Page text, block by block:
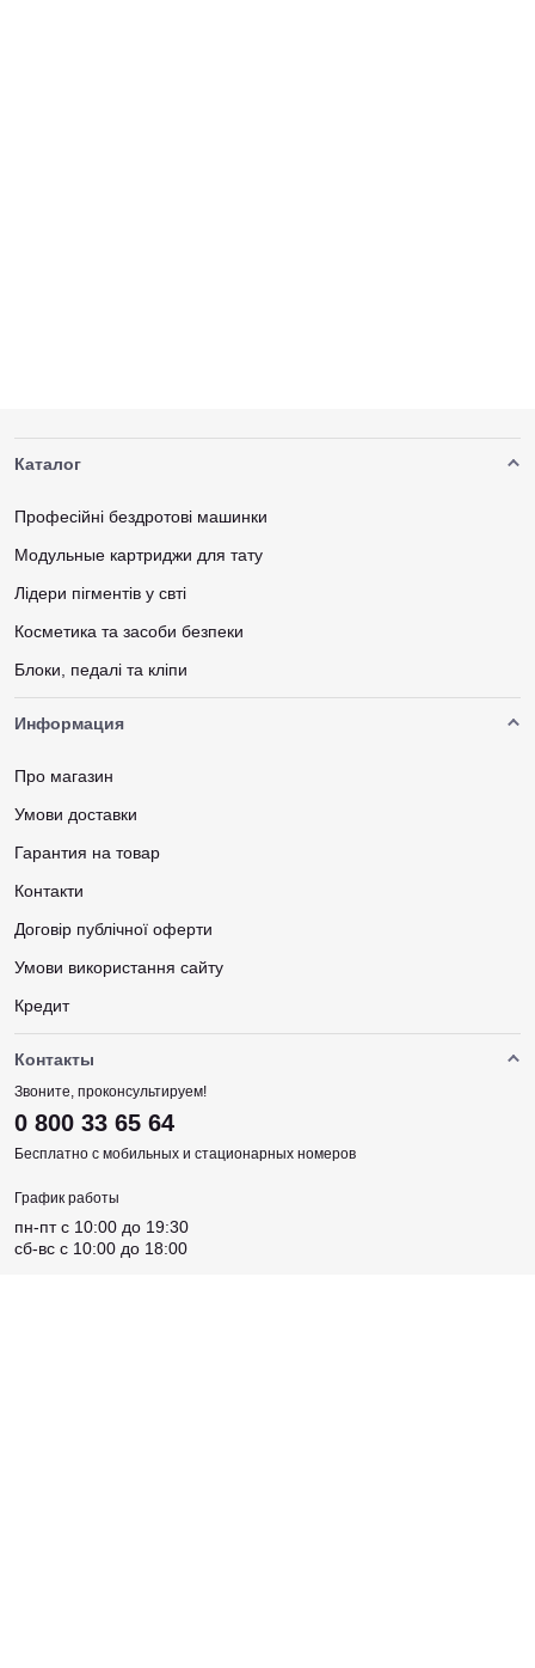
Каталог
Професійні бездротові машинки
Модульные картриджи для тату
Лідери пігментів у свті
Косметика та засоби безпеки
Блоки, педалі та кліпи
Информация
Про магазин
Умови доставки
Гарантия на товар
Контакти
Договір публічної оферти
Умови використання сайту
Кредит
Контакты
Звоните, проконсультируем!
0 800 33 65 64
Бесплатно с мобильных и стационарных номеров
График работы
пн-пт c 10:00 до 19:30
сб-вс c 10:00 до 18:00